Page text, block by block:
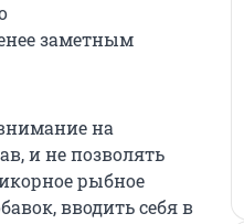
заметным
на
и не позволять
рыбное
вводить себя в